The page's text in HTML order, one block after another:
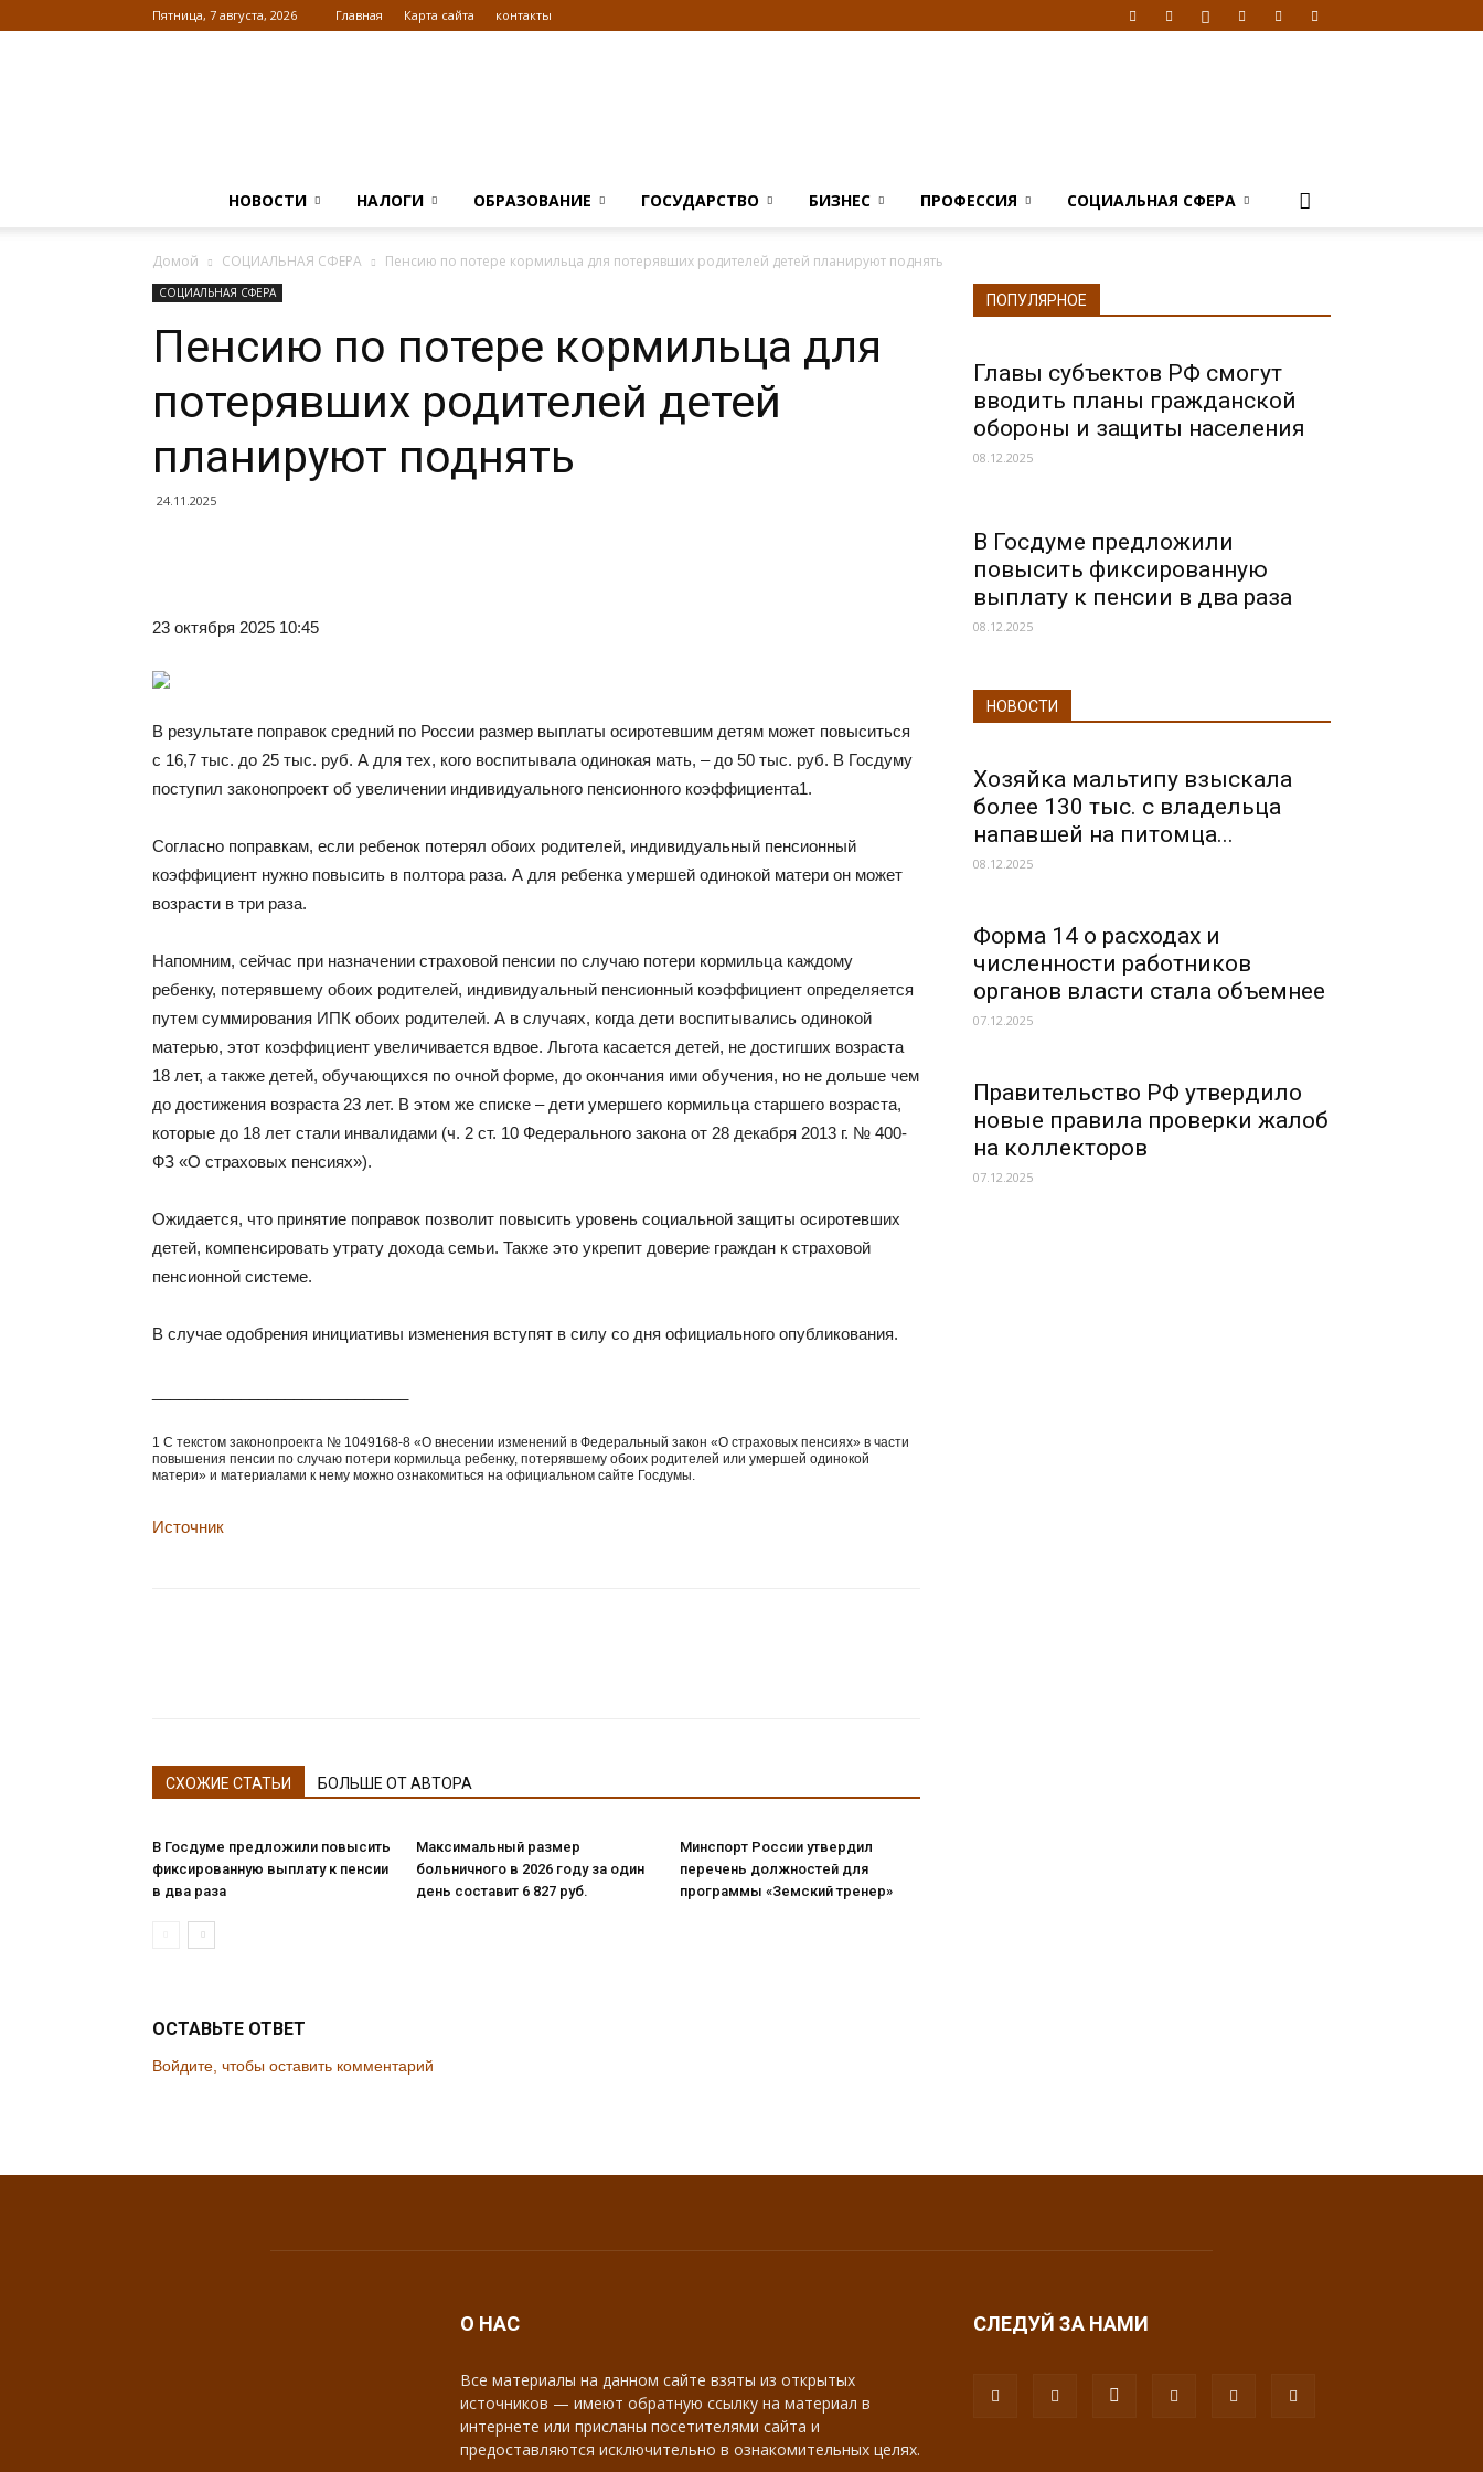
Пятница, 7 августа, 2026 Главная Карта сайта контакты
НОВОСТИ НАЛОГИ ОБРАЗОВАНИЕ ГОСУДАРСТВО БИЗНЕС ПРОФЕССИЯ СОЦИАЛЬНАЯ СФЕРА
Домой СОЦИАЛЬНАЯ СФЕРА Пенсию по потере кормильца для потерявших родителей детей планируют поднять
СОЦИАЛЬНАЯ СФЕРА
Пенсию по потере кормильца для
потерявших родителей детей
планируют поднять
24.11.2025
23 октября 2025 10:45
В результате поправок средний по России размер выплаты осиротевшим детям может повыситься
с 16,7 тыс. до 25 тыс. руб. А для тех, кого воспитывала одинокая мать, – до 50 тыс. руб. В Госдуму
поступил законопроект об увеличении индивидуального пенсионного коэффициента1.
Согласно поправкам, если ребенок потерял обоих родителей, индивидуальный пенсионный
коэффициент нужно повысить в полтора раза. А для ребенка умершей одинокой матери он может
возрасти в три раза.
Напомним, сейчас при назначении страховой пенсии по случаю потери кормильца каждому
ребенку, потерявшему обоих родителей, индивидуальный пенсионный коэффициент определяется
путем суммирования ИПК обоих родителей. А в случаях, когда дети воспитывались одинокой
матерью, этот коэффициент увеличивается вдвое. Льгота касается детей, не достигших возраста
18 лет, а также детей, обучающихся по очной форме, до окончания ими обучения, но не дольше чем
до достижения возраста 23 лет. В этом же списке – дети умершего кормильца старшего возраста,
которые до 18 лет стали инвалидами (ч. 2 ст. 10 Федерального закона от 28 декабря 2013 г. № 400-
ФЗ «О страховых пенсиях»).
Ожидается, что принятие поправок позволит повысить уровень социальной защиты осиротевших
детей, компенсировать утрату дохода семьи. Также это укрепит доверие граждан к страховой
пенсионной системе.
В случае одобрения инициативы изменения вступят в силу со дня официального опубликования.
1 С текстом законопроекта № 1049168-8 «О внесении изменений в Федеральный закон «О страховых пенсиях» в части
повышения пенсии по случаю потери кормильца ребенку, потерявшему обоих родителей или умершей одинокой
матери» и материалами к нему можно ознакомиться на официальном сайте Госдумы.
Источник
СХОЖИЕ СТАТЬИ БОЛЬШЕ ОТ АВТОРА
В Госдуме предложили повысить
фиксированную выплату к пенсии
в два раза
Максимальный размер
больничного в 2026 году за один
день составит 6 827 руб.
Минспорт России утвердил
перечень должностей для
программы «Земский тренер»
ОСТАВЬТЕ ОТВЕТ
Войдите, чтобы оставить комментарий
ПОПУЛЯРНОЕ
Главы субъектов РФ смогут
вводить планы гражданской
обороны и защиты населения
08.12.2025
В Госдуме предложили
повысить фиксированную
выплату к пенсии в два раза
08.12.2025
НОВОСТИ
Хозяйка мальтипу взыскала
более 130 тыс. с владельца
напавшей на питомца...
08.12.2025
Форма 14 о расходах и
численности работников
органов власти стала объемнее
07.12.2025
Правительство РФ утвердило
новые правила проверки жалоб
на коллекторов
07.12.2025
О НАС
Все материалы на данном сайте взяты из открытых
источников — имеют обратную ссылку на материал в
интернете или присланы посетителями сайта и
предоставляются исключительно в ознакомительных целях.
СЛЕДУЙ ЗА НАМИ